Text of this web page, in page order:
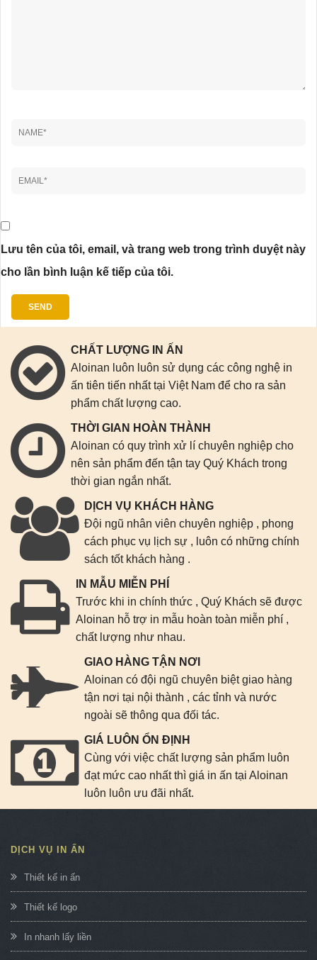
Lưu tên của tôi, email, và trang web trong trình duyệt này
cho lần bình luận kế tiếp của tôi.
CHẤT LƯỢNG IN ẤN
Aloinan luôn luôn sử dụng các công nghệ in
ấn tiên tiến nhất tại Việt Nam để cho ra sản
phẩm chất lượng cao.
THỜI GIAN HOÀN THÀNH
Aloinan có quy trình xử lí chuyên nghiệp cho
nên sản phẩm đến tận tay Quý Khách trong
thời gian ngắn nhất.
DỊCH VỤ KHÁCH HÀNG
Đội ngũ nhân viên chuyên nghiệp , phong
cách phục vụ lịch sự , luôn có những chính
sách tốt khách hàng .
IN MẪU MIỄN PHÍ
Trước khi in chính thức , Quý Khách sẽ được
Aloinan hỗ trợ in mẫu hoàn toàn miễn phí ,
chất lượng như nhau.
GIAO HÀNG TẬN NƠI
Aloinan có đội ngũ chuyên biệt giao hàng
tận nơi tại nội thành , các tỉnh và nước
ngoài sẽ thông qua đối tác.
GIÁ LUÔN ỔN ĐỊNH
Cùng với việc chất lượng sản phẩm luôn
đạt mức cao nhất thì giá in ấn tại Aloinan
luôn luôn ưu đãi nhất.
DỊCH VỤ IN ẤN
Thiết kế in ấn
Thiết kế logo
In nhanh lấy liền